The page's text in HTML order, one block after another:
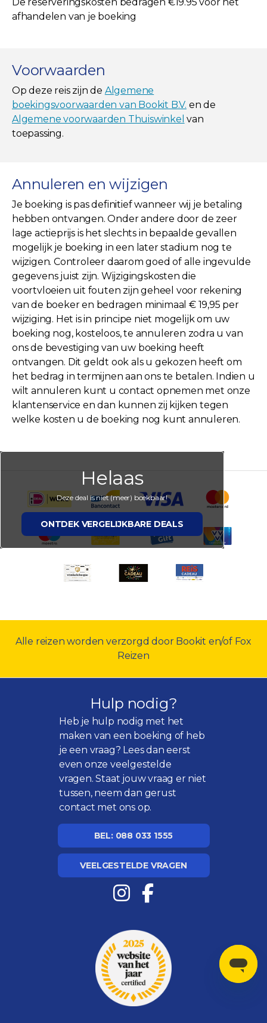
afhandelen van je boeking
Voorwaarden
Op deze reis zijn de Algemene
boekingsvoorwaarden van Bookit B.V. en de
Algemene voorwaarden Thuiswinkel van
toepassing.
Annuleren en wijzigen
Je boeking is pas definitief wanneer wij je betaling
hebben ontvangen. Onder andere door de zeer
lage actieprijs is het slechts in bepaalde gevallen
mogelijk je boeking in een later stadium nog te
wijzigen. Controleer daarom goed of alle ingevulde
gegevens juist zijn. Wijzigingskosten die
voortvloeien uit fouten zijn geheel voor rekening
van de boeker en bedragen minimaal € 19,95 per
wijziging. Het is in principe niet mogelijk om uw
boeking nog, kosteloos, te annuleren zodra u van
ons de bevestiging van uw boeking heeft
ontvangen. Dit geldt ook als u gekozen heeft om
het bedrag in termijnen aan ons te betalen. Indien u
wilt annuleren kunt u contact opnemen met onze
klantenservice en dan kunnen zij kijken tegen
welke kosten u de boeking nog kunt annuleren.
Helaas
Deze deal is niet (meer) boekbaar!
ONTDEK VERGELIJKBARE DEALS
Alle reizen worden verzorgd door Bookit en/of Fox
Reizen
Hulp nodig?
Heb je hulp nodig met het
maken van een boeking of heb
je een vraag? Lees dan eerst
even onzeveelgestelde
vragen. Staat jouw vraag er niet
tussen, neem dan gerust
contact met ons op.
BEL: 088 033 1555
VEELGESTELDE VRAGEN